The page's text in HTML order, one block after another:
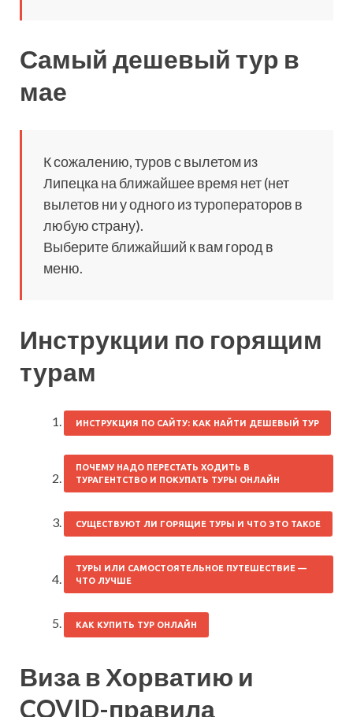
Самый дешевый тур в
мае
К сожалению, туров с вылетом из
Липецка на ближайшее время нет (нет
вылетов ни у одного из туроператоров в
любую страну).
Выберите ближайший к вам город в
меню.
Инструкции по горящим
турам
ИНСТРУКЦИЯ ПО САЙТУ: КАК НАЙТИ ДЕШЕВЫЙ ТУР
ПОЧЕМУ НАДО ПЕРЕСТАТЬ ХОДИТЬ В
ТУРАГЕНТСТВО И ПОКУПАТЬ ТУРЫ ОНЛАЙН
СУЩЕСТВУЮТ ЛИ ГОРЯЩИЕ ТУРЫ И ЧТО ЭТО ТАКОЕ
ТУРЫ ИЛИ САМОСТОЯТЕЛЬНОЕ ПУТЕШЕСТВИЕ —
ЧТО ЛУЧШЕ
КАК КУПИТЬ ТУР ОНЛАЙН
Виза в Хорватию и
COVID-правила